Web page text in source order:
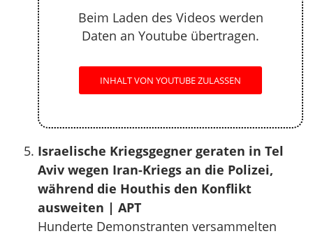
Beim Laden des Videos werden
Daten an Youtube übertragen.
INHALT VON YOUTUBE ZULASSEN
Israelische Kriegsgegner geraten in Tel
Aviv wegen Iran-Kriegs an die Polizei,
während die Houthis den Konflikt
ausweiten | APT
Hunderte Demonstranten versammelten